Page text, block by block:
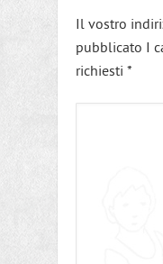
Il vostro
pubblicato I
richiesti *